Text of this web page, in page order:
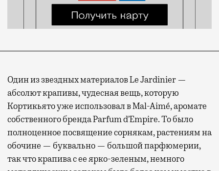
Один из звездных материалов Le Jardinier —
абсолют крапивы, чудесная вещь, которую
Кортикьято уже использовал в Mal-Aimé, аромате
собственного бренда Parfum d’Empire. То было
полноценное посвящение сорнякам, растениям на
обочине — буквально — большой парфюмерии,
так что крапива с ее ярко-зеленым, немного